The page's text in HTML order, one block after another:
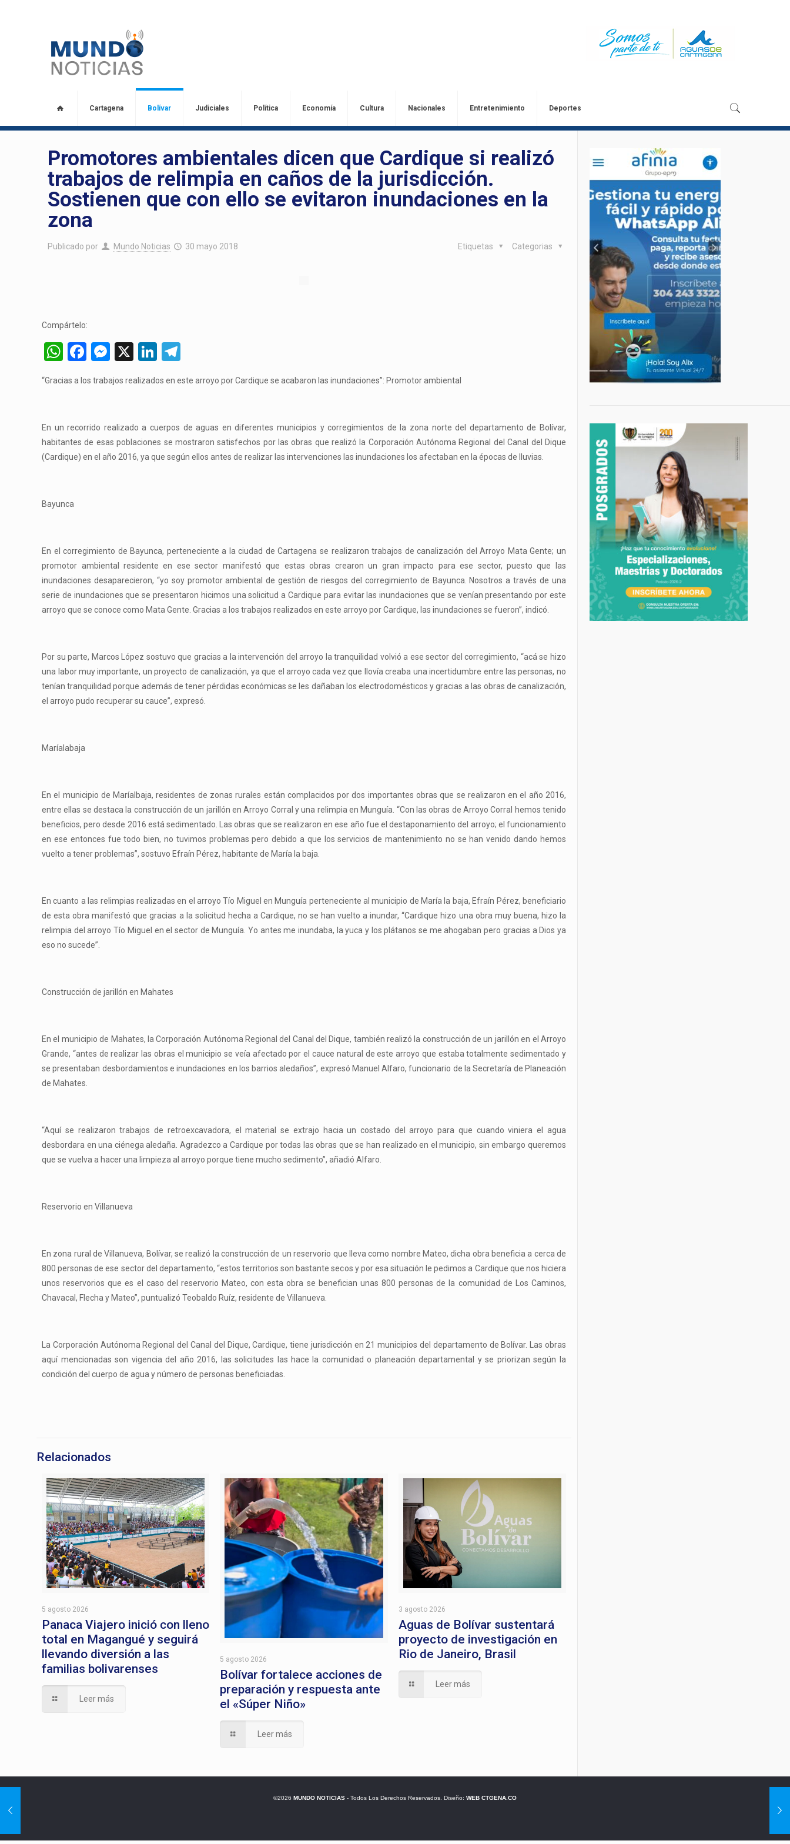
Cartagena Bolívar Judiciales Política Economía Cultura Nacionales Entretenimiento Deportes
Promotores ambientales dicen que Cardique si realizó
trabajos de relimpia en caños de la jurisdicción.
Sostienen que con ello se evitaron inundaciones en la
zona
Publicado por Mundo Noticias 30 mayo 2018 Categorias
Etiquetas
Compártelo:
WhatsApp
Facebook
Messenger
X LinkedIn
“Gracias a los trabajos realizados en este arroyo por Cardique se acabaron las inundaciones”: Promotor ambiental
En un recorrido realizado a cuerpos de aguas en diferentes municipios y corregimientos de la zona norte del departamento de Bolívar,
habitantes de esas poblaciones se mostraron satisfechos por las obras que realizó la Corporación Autónoma Regional del Canal del Dique
(Cardique) en el año 2016, ya que según ellos antes de realizar las intervenciones las inundaciones los afectaban en la épocas de lluvias.
Bayunca
En el corregimiento de Bayunca, perteneciente a la ciudad de Cartagena se realizaron trabajos de canalización del Arroyo Mata Gente; un
promotor ambiental residente en ese sector manifestó que estas obras crearon un gran impacto para ese sector, puesto que las
inundaciones desaparecieron, “yo soy promotor ambiental de gestión de riesgos del corregimiento de Bayunca. Nosotros a través de una
serie de inundaciones que se presentaron hicimos una solicitud a Cardique para evitar las inundaciones que se venían presentando por este
arroyo que se conoce como Mata Gente. Gracias a los trabajos realizados en este arroyo por Cardique, las inundaciones se fueron”, indicó.
Por su parte, Marcos López sostuvo que gracias a la intervención del arroyo la tranquilidad volvió a ese sector del corregimiento, “acá se hizo
una labor muy importante, un proyecto de canalización, ya que el arroyo cada vez que llovía creaba una incertidumbre entre las personas, no
tenían tranquilidad porque además de tener pérdidas económicas se les dañaban los electrodomésticos y gracias a las obras de canalización,
el arroyo pudo recuperar su cauce”, expresó.
Maríalabaja
En el municipio de Maríalbaja, residentes de zonas rurales están complacidos por dos importantes obras que se realizaron en el año 2016,
entre ellas se destaca la construcción de un jarillón en Arroyo Corral y una relimpia en Munguía. “Con las obras de Arroyo Corral hemos tenido
beneficios, pero desde 2016 está sedimentado. Las obras que se realizaron en ese año fue el destaponamiento del arroyo; el funcionamiento
en ese entonces fue todo bien, no tuvimos problemas pero debido a que los servicios de mantenimiento no se han venido dando hemos
vuelto a tener problemas”, sostuvo Efraín Pérez, habitante de María la baja.
En cuanto a las relimpias realizadas en el arroyo Tío Miguel en Munguía perteneciente al municipio de María la baja, Efraín Pérez, beneficiario
de esta obra manifestó que gracias a la solicitud hecha a Cardique, no se han vuelto a inundar, “Cardique hizo una obra muy buena, hizo la
relimpia del arroyo Tío Miguel en el sector de Munguía. Yo antes me inundaba, la yuca y los plátanos se me ahogaban pero gracias a Dios ya
eso no sucede”.
Construcción de jarillón en Mahates
En el municipio de Mahates, la Corporación Autónoma Regional del Canal del Dique, también realizó la construcción de un jarillón en el Arroyo
Grande, “antes de realizar las obras el municipio se veía afectado por el cauce natural de este arroyo que estaba totalmente sedimentado y
se presentaban desbordamientos e inundaciones en los barrios aledaños”, expresó Manuel Alfaro, funcionario de la Secretaría de Planeación
de Mahates.
“Aquí se realizaron trabajos de retroexcavadora, el material se extrajo hacia un costado del arroyo para que cuando viniera el agua
desbordara en una ciénega aledaña. Agradezco a Cardique por todas las obras que se han realizado en el municipio, sin embargo queremos
que se vuelva a hacer una limpieza al arroyo porque tiene mucho sedimento”, añadió Alfaro.
Reservorio en Villanueva
En zona rural de Villanueva, Bolívar, se realizó la construcción de un reservorio que lleva como nombre Mateo, dicha obra beneficia a cerca de
800 personas de ese sector del departamento, “estos territorios son bastante secos y por esa situación le pedimos a Cardique que nos hiciera
unos reservorios que es el caso del reservorio Mateo, con esta obra se benefician unas 800 personas de la comunidad de Los Caminos,
Chavacal, Flecha y Mateo”, puntualizó Teobaldo Ruíz, residente de Villanueva.
La Corporación Autónoma Regional del Canal del Dique, Cardique, tiene jurisdicción en 21 municipios del departamento de Bolívar. Las obras
aquí mencionadas son vigencia del año 2016, las solicitudes las hace la comunidad o planeación departamental y se priorizan según la
condición del cuerpo de agua y número de personas beneficiadas.
Relacionados
5 agosto 2026
Panaca Viajero inició con lleno
total en Magangué y seguirá
llevando diversión a las
familias bolivarenses
Leer más
5 agosto 2026
Bolívar fortalece acciones de
preparación y respuesta ante
el «Súper Niño»
Leer más
3 agosto 2026
Aguas de Bolívar sustentará
proyecto de investigación en
Rio de Janeiro, Brasil
Leer más
©2026 MUNDO NOTICIAS- Todos Los Derechos Reservados. Diseño: WEB CTGENA.CO